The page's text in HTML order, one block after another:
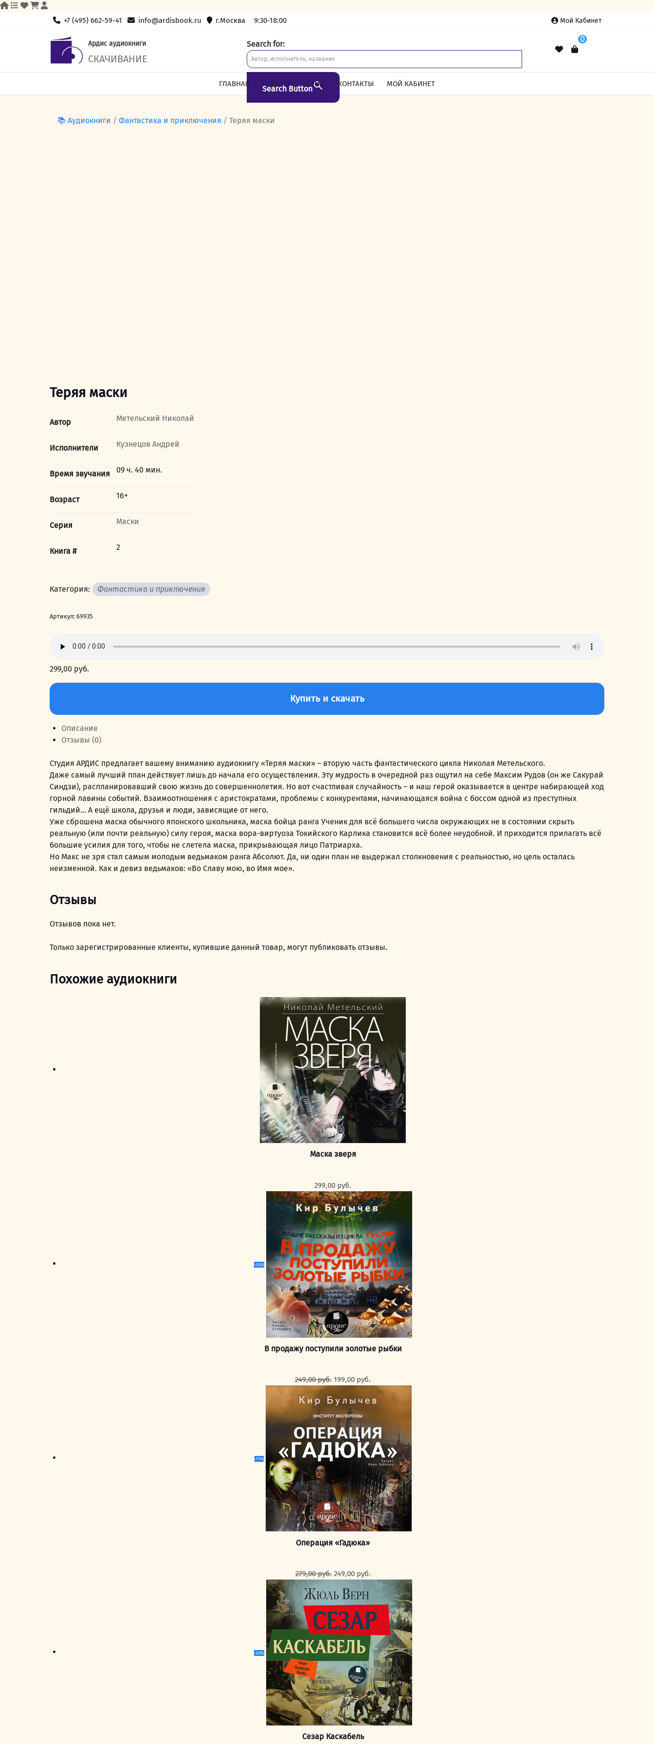
+7 (495) 662-59-41 info@ardisbook.ru г.Москва 9:30-18:00 Мой Кабинет
Ардис аудиокниги
СКАЧИВАНИЕ
Search for:
Search Button
0
ГЛАВНАЯ КАТАЛОГ О НАС КОНТАКТЫ МОЙ КАБИНЕТ
📚 Аудиокниги / Фантастика и приключения / Теряя маски
Теряя маски
Автор Метельский Николай
Исполнители Кузнецов Андрей
Время звучания 09 ч. 40 мин.
Возраст 16+
Серия Маски
Книга # 2
Категория: Фантастика и приключения
Артикул: 69935
299,00 руб.
Количество
Теряя
Купить и скачать
Описание
Отзывы (0)
Студия АРДИС предлагает вашему вниманию аудиокнигу «Теряя маски» – вторую часть фантастического цикла Николая Метельского.
Даже самый лучший план действует лишь до начала его осуществления. Эту мудрость в очередной раз ощутил на себе Максим Рудов (он же Сакурай
Синдзи), распланировавший свою жизнь до совершеннолетия. Но вот счастливая случайность – и наш герой оказывается в центре набирающей ход
горной лавины событий. Взаимоотношения с аристократами, проблемы с конкурентами, начинающаяся война с боссом одной из преступных
гильдий… А ещё школа, друзья и люди, зависящие от него.
Уже сброшена маска обычного японского школьника, маска бойца ранга Ученик для всё большего числа окружающих не в состоянии скрыть
реальную (или почти реальную) силу героя, маска вора-виртуоза Токийского Карлика становится всё более неудобной. И приходится прилагать всё
большие усилия для того, чтобы не слетела маска, прикрывающая лицо Патриарха.
Но Макс не зря стал самым молодым ведьмаком ранга Абсолют. Да, ни один план не выдержал столкновения с реальностью, но цель осталась
неизменной. Как и девиз ведьмаков: «Во Славу мою, во Имя мое».
Отзывы
Отзывов пока нет.
Только зарегистрированные клиенты, купившие данный товар, могут публиковать отзывы.
Похожие аудиокниги
Маска зверя
299,00 руб.
-20%
В продажу поступили золотые рыбки
249,00руб. Первоначальная
составляла
249,00 руб..
199,00 руб.
цена:
199,00 руб..
-11%
Операция «Гадюка»
279,00руб. Первоначальная
составляла
279,00 руб..
249,00 руб.
цена:
249,00 руб..
-20%
Сезар Каскабель